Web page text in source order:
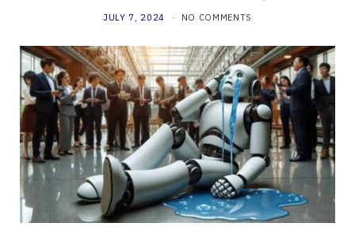
JULY 7, 2024 NO COMMENTS